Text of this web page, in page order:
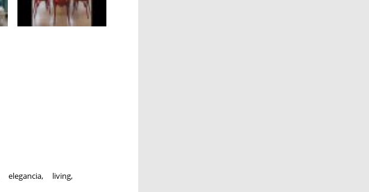
elegancia, living,